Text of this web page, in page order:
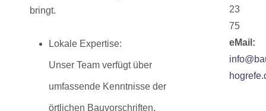
23
75
eMail:
bringt.
Lokale Expertise:
Unser Team verfügt über
umfassende Kenntnisse der
örtlichen Bauvorschriften,